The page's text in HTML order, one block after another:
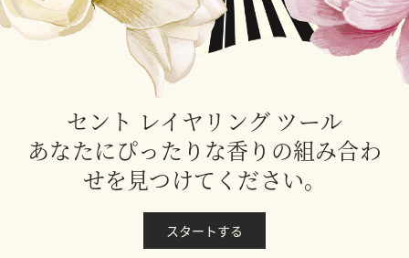
セント レイヤリング ツール
あなたにぴったりな香りの組み合わ
せを見つけてください。
スタートする